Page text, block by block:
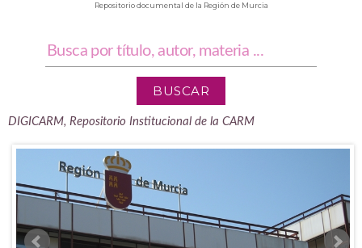
Repositorio documental de la Región de Murcia
DIGICARM, Repositorio Institucional de la CARM